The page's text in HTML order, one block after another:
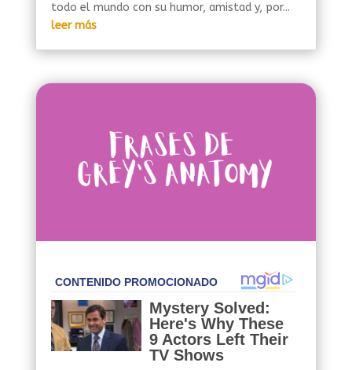
todo el mundo con su humor, amistad y, por...
leer más